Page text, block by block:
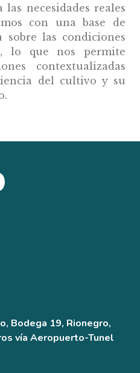
necesidades reales
con una base de
sobre las condiciones
lo que nos permite
contextualizadas
del cultivo y su
Bodega 19, Rionegro,
vía Aeropuerto-Tunel